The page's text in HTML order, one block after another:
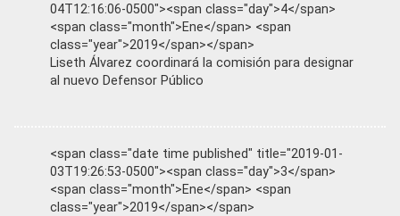
04T12:16:06-0500"><span class="day">4</span>
<span class="month">Ene</span> <span
class="year">2019</span></span>
Liseth Álvarez coordinará la comisión para designar
al nuevo Defensor Público
<span class="date time published" title="2019-01-
03T19:26:53-0500"><span class="day">3</span>
<span class="month">Ene</span> <span
class="year">2019</span></span>